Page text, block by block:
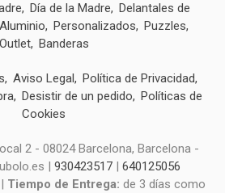
Día de la Madre
Delantales de
Personalizados
Puzzles
Outlet
Banderas
Aviso Legal
Política de Privacidad
Desistir de un pedido
Políticas de
Cookies
2 - 08024 Barcelona, Barcelona -
| 930423517| 640125056
Tiempo de Entrega: de 3 días como